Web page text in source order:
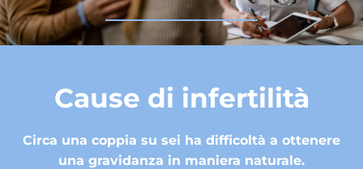
Cause di infertilità
Circa una coppia su sei ha difficoltà a ottenere
una gravidanza in maniera naturale.